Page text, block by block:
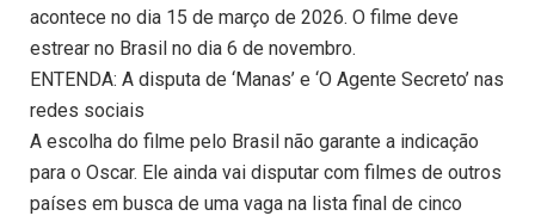
acontece no dia 15 de março de 2026. O filme deve
estrear no Brasil no dia 6 de novembro.
ENTENDA: A disputa de ‘Manas’ e ‘O Agente Secreto’ nas
redes sociais
A escolha do filme pelo Brasil não garante a indicação
para o Oscar. Ele ainda vai disputar com filmes de outros
países em busca de uma vaga na lista final de cinco